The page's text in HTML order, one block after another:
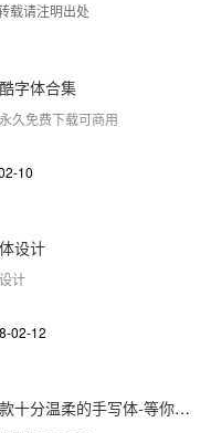
载请注明出处
字体合集
久免费下载可商用
10
设计
计
02-12
字语字库｜一款十分温柔的手写体-等你是我最后的温柔